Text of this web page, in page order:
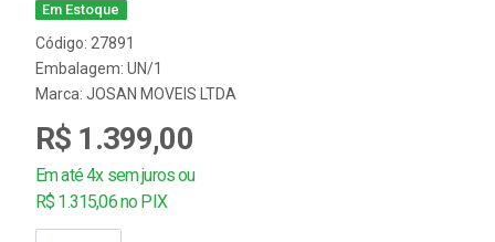
Em Estoque
Código: 27891
Embalagem: UN/1
Marca: JOSAN MOVEIS LTDA
R$ 1.399,00
Em até 4x sem juros ou
R$ 1.315,06 no PIX